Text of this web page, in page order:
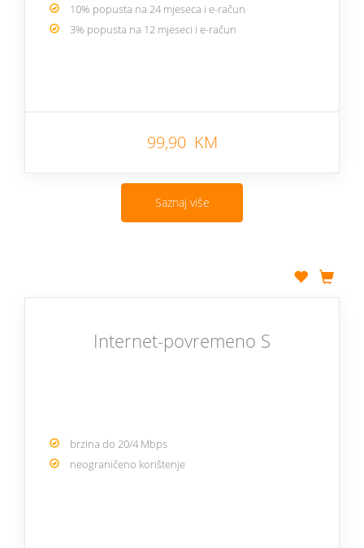
10% popusta na 24 mjeseca i e-račun
3% popusta na 12 mjeseci i e-račun
99,90 KM
Saznaj više
Internet-povremeno S
brzina do 20/4 Mbps
neograničeno korištenje